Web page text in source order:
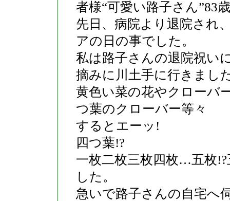
者様“可愛い路子さん”83歳
先日、病院より退院され
アの日の事でした。
私は路子さんの退院祝い
摘みに川土手に行きまし
黄色い菜の花やクローバ
つ葉のクローバー等々
するとエーッ!
四つ葉!?
一枚二枚三枚四枚…五枚
した。
急いで路子さんの自宅へ